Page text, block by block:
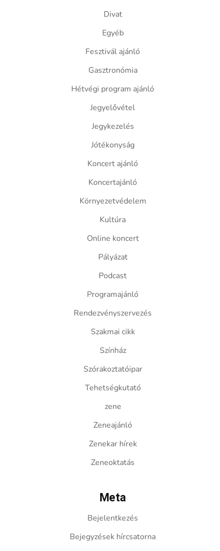
Divat
Egyéb
Fesztivál ajánló
Gasztronómia
Hétvégi program ajánló
Jegyelővétel
Jegykezelés
Jótékonyság
Koncert ajánló
Koncertajánló
Környezetvédelem
Kultúra
Online koncert
Pályázat
Podcast
Programajánló
Rendezvényszervezés
Szakmai cikk
Színház
Szórakoztatóipar
Tehetségkutató
zene
Zeneajánló
Zenekar hírek
Zeneoktatás
Meta
Bejelentkezés
Bejegyzések hírcsatorna